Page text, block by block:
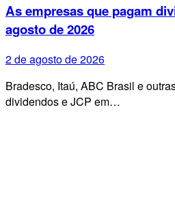
As empresas que pagam
agosto de 2026
2 de agosto de 2026
Bradesco, Itaú, ABC Brasil e
dividendos e JCP em…